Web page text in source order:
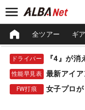
全ツアー ギア
ドライバー
性能早見表 最新アイア
FW打痕 女子プロ